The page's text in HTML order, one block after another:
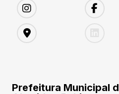
Prefeitura Municipal